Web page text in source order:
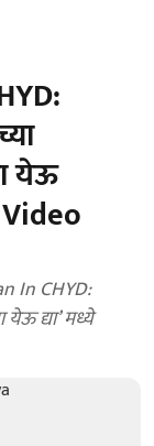
येऊ
In CHYD:
द्या’ मध्ये